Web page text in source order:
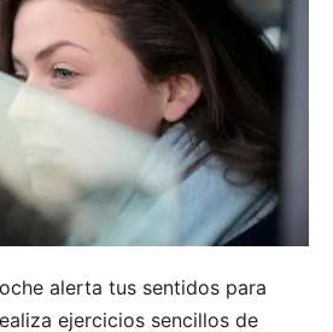
alerta tus sentidos para
ejercicios sencillos de